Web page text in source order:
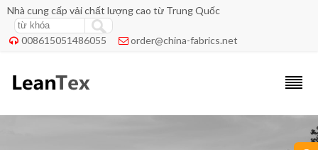
Nhà cung cấp vải chất lượng cao từ Trung Quốc
 008615051486055  order@china-fabrics.net